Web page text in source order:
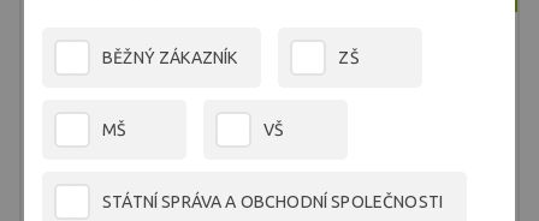
BĚŽNÝ ZÁKAZNÍK ZŠ
MŠ VŠ
STÁTNÍ SPRÁVA A OBCHODNÍ SPOLEČNOSTI